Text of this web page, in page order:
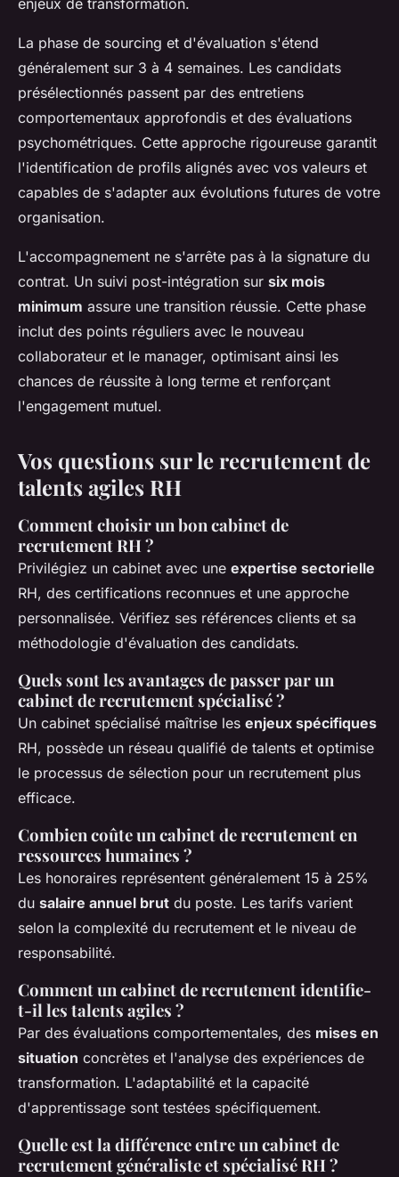
La phase de sourcing et d'évaluation s'étend
généralement sur 3 à 4 semaines. Les candidats
présélectionnés passent par des entretiens
comportementaux approfondis et des évaluations
psychométriques. Cette approche rigoureuse garantit
l'identification de profils alignés avec vos valeurs et
capables de s'adapter aux évolutions futures de votre
organisation.
L'accompagnement ne s'arrête pas à la signature du
contrat. Un suivi post-intégration sur six mois
minimum assure une transition réussie. Cette phase
inclut des points réguliers avec le nouveau
collaborateur et le manager, optimisant ainsi les
chances de réussite à long terme et renforçant
l'engagement mutuel.
Vos questions sur le recrutement de
talents agiles RH
Comment choisir un bon cabinet de
recrutement RH ?
Privilégiez un cabinet avec une expertise sectorielle
RH, des certifications reconnues et une approche
personnalisée. Vérifiez ses références clients et sa
méthodologie d'évaluation des candidats.
Quels sont les avantages de passer par un
cabinet de recrutement spécialisé ?
Un cabinet spécialisé maîtrise les enjeux spécifiques
RH, possède un réseau qualifié de talents et optimise
le processus de sélection pour un recrutement plus
efficace.
Combien coûte un cabinet de recrutement en
ressources humaines ?
Les honoraires représentent généralement 15 à 25%
du salaire annuel brut du poste. Les tarifs varient
selon la complexité du recrutement et le niveau de
responsabilité.
Comment un cabinet de recrutement identifie-
t-il les talents agiles ?
Par des évaluations comportementales, des mises en
situation concrètes et l'analyse des expériences de
transformation. L'adaptabilité et la capacité
d'apprentissage sont testées spécifiquement.
Quelle est la différence entre un cabinet de
recrutement généraliste et spécialisé RH ?